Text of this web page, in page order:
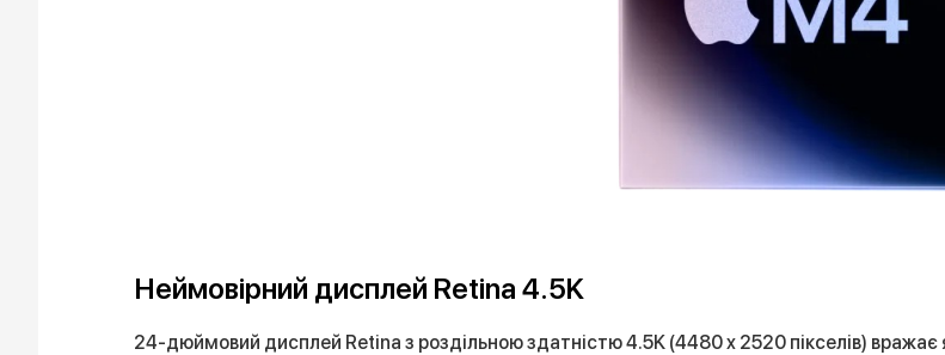
Неймовірний дисплей Retina 4.5K
24-дюймовий дисплей Retina з роздільною здатністю 4.5K (4480 x 2520 пікселів) вражає